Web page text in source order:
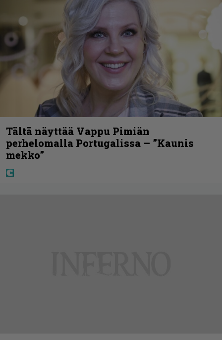
Tältä näyttää Vappu Pimiän
perhelomalla Portugalissa – ”Kaunis
mekko”